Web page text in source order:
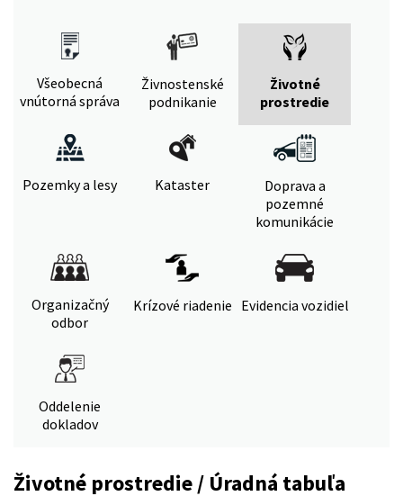
Všeobecná
vnútorná správa
Živnostenské
podnikanie
Životné
prostredie
Pozemky a lesy Kataster
Doprava a
pozemné
komunikácie
Organizačný
odbor
Krízové riadenie Evidencia vozidiel
Oddelenie
dokladov
Životné prostredie / Úradná tabuľa